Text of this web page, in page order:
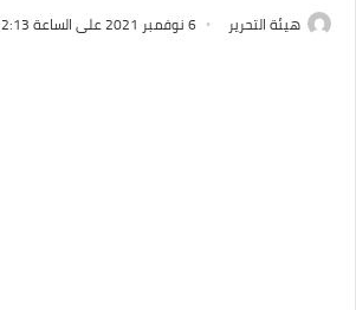
هيئة التحرير 6 نوفمبر 2021 على الساعة 12:13 صباحًا